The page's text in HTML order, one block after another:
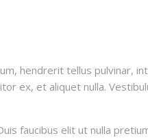
hendrerit tellus pulvinar,
ex, et aliquet nulla.
faucibus elit ut nulla